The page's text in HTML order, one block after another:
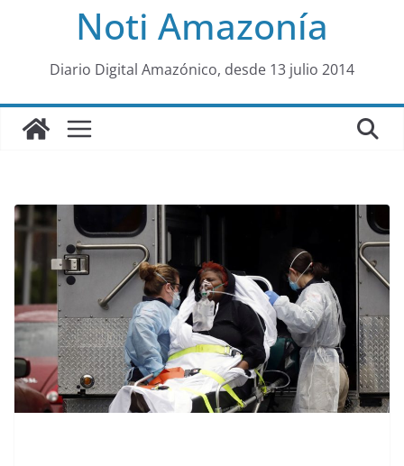
al
Noti Amazonía
Diario Digital Amazónico, desde 13 julio 2014